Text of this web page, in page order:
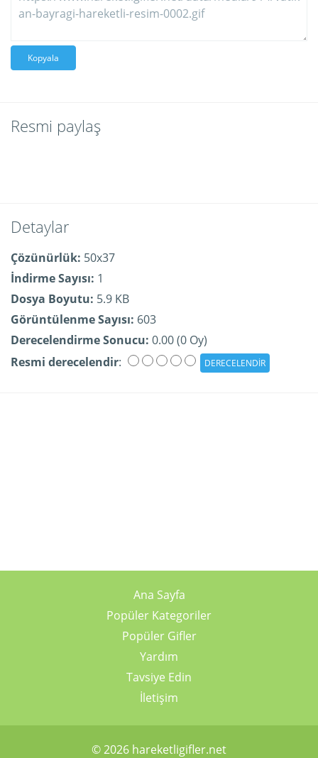
Kopyala
Resmi paylaş
Detaylar
Çözünürlük: 50x37
İndirme Sayısı: 1
Dosya Boyutu: 5.9 KB
Görüntülenme Sayısı: 603
Derecelendirme Sonucu: 0.00 (0 Oy)
Resmi derecelendir:
Ana Sayfa
Popüler Kategoriler
Popüler Gifler
Yardım
Tavsiye Edin
İletişim
© 2026 hareketligifler.net